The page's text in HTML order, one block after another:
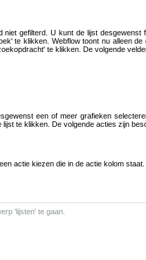
niet gefilterd. U kunt de lijst
te klikken. Webflow toont nu alleen
te klikken. De volgende
een of meer grafieken
te klikken. De volgende acties zijn
actie kiezen die in de actie kolom
'lijsten' te gaan.